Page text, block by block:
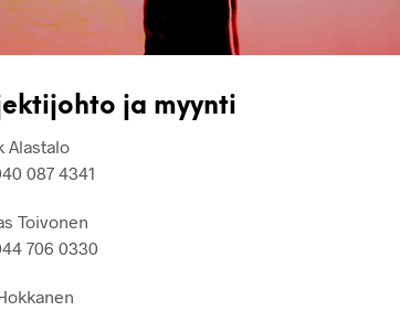
ja myynti
Alastalo
087 4341
Toivonen
706 0330